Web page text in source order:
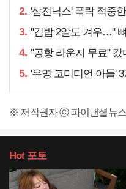
2. '삼전닉스' 폭락 적중한
3. "김밥 2알도 겨우…" 뼈만
4. "공항 라운지 무료" 갔다가
5. '유명 코미디언 아들' 37
※ 저작권자 ⓒ 파이낸셜뉴스
Hot포토